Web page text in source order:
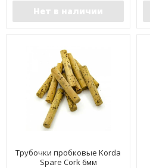
Нет в наличии
Трубочки пробковые Korda
Spare Cork 6мм